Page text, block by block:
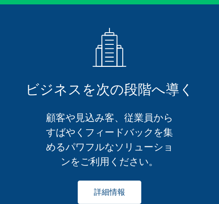
ビジネスを次の段階へ導く
顧客や見込み客、従業員から
すばやくフィードバックを集
めるパワフルなソリューショ
ンをご利用ください。
詳細情報